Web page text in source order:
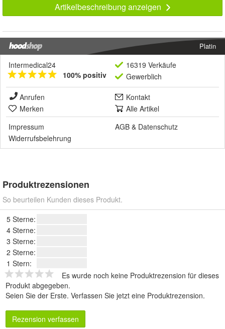
Artikelbeschreibung anzeigen
Platin
Intermedical24
100% positiv
16319 Verkäufe
Gewerblich
Anrufen
Kontakt
Merken
Alle Artikel
Impressum
AGB & Datenschutz
Widerrufsbelehrung
Produktrezensionen
So beurteilen Kunden dieses Produkt.
5 Sterne:
4 Sterne:
3 Sterne:
2 Sterne:
1 Stern:
Es wurde noch keine Produktrezension für dieses
Produkt abgegeben.
Seien Sie der Erste. Verfassen Sie jetzt eine Produktrezension.
Rezension verfassen